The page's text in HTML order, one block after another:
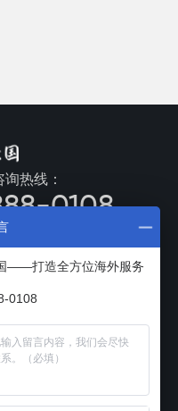
热线：
0108
手机官网
——打造全方位海外服务
0108